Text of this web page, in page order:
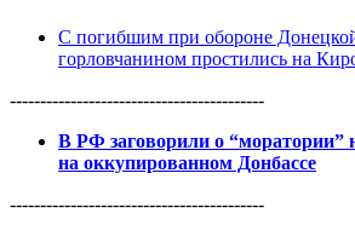
С погибшим при обороне
горловчанином простились на
------------------------------------------
В РФ заговорили о “моратории”
на оккупированном Донбассе
------------------------------------------